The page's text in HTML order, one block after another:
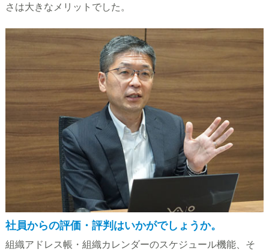
さは大きなメリットでした。
社員からの評価・評判はいかがでしょうか。
組織アドレス帳・組織カレンダーのスケジュール機能、そ